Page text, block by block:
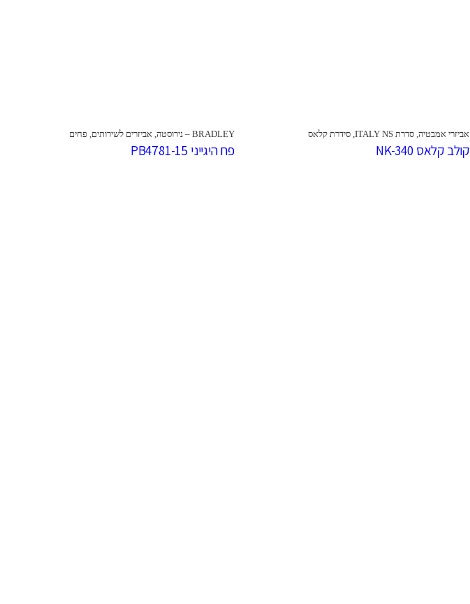
אביזרי אמבטיה סדרת ITALY NS סידרת קלאס
קולב קלאס NK-340
BRADLEY – נירוסטה אביזרים לשירותים פחים
פח היגייני PB4781-15